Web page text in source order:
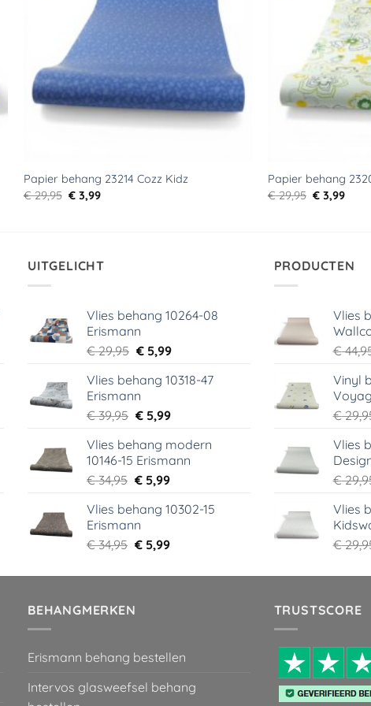
Papier behang 23214 Cozz Kidz
€29,95 Oorspronkelijke
prijs
€ 3,99Huidige
Papier behang
€29,95
prijs
€ 3,99
UITGELICHT
Vlies behang 10264-08
Erismann
€29,95 Oorspronkelijke
was:
€ 29,95.
€5,99Huidige
is:
Vlies behang 10318-47
Erismann
€39,95 Oorspronkelijke
was:
€ 39,95.
€5,99Huidige
is:
€ 5,99.
Vlies behang modern
10146-15 Erismann
€34,95 Oorspronkelijke
was:
€ 34,95.
€5,99Huidige
is:
Vlies behang 10302-15
Erismann
€34,95 Oorspronkelijke
was:
€5,99Huidige
is:
PRODUCTEN
Vlies
€
Vinyl
€
Vlies
€
Vlies
€
BEHANGMERKEN
Erismann behang bestellen
Intervos glasweefsel behang
TRUSTSCORE